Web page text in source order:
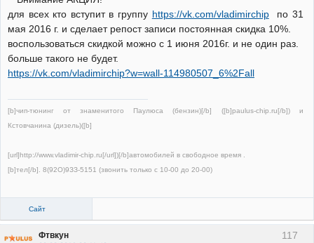
для всех кто вступит в группу https://vk.com/vladimirchipпо 31
мая 2016 г. и сделает репост записи постоянная скидка 10%.
воспользоваться скидкой можно с 1 июня 2016г. и не один раз.
больше такого не будет.
https://vk.com/vladimirchip?w=wall-114980507_6%2Fall
[b]чип-тюнинг от знаменитого Паулюса (бензин)[/b] ([b]paulus-chip.ru[/b]) и
Кстовчанина (дизель)([b]
[url]http://www.vladimir-chip.ru[/url])[/b]автомобилей в свободное время .
[b]тел[/b]. 8(92О)9ЗЗ-5151 (звонить только с 10-00 до 20-00)
Сайт
117
Фтвкун